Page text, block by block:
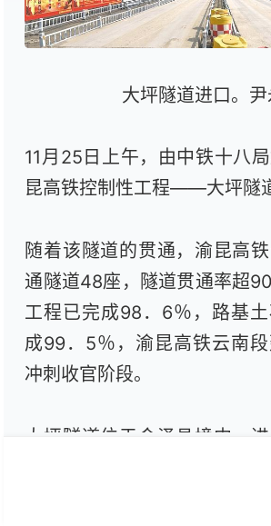
大坪隧道进口。
11月25日上午，由中铁十八
昆高铁控制性工程——大坪隧
随着该隧道的贯通，渝昆高
通隧道48座，隧道贯通率超
工程已完成98．6％，路基
成99．5％，渝昆高铁云南
冲刺收官阶段。
大坪隧道位于会泽县境内，
线特大桥，出口连接毛家村
长12．3公里，为Ⅰ级极高风